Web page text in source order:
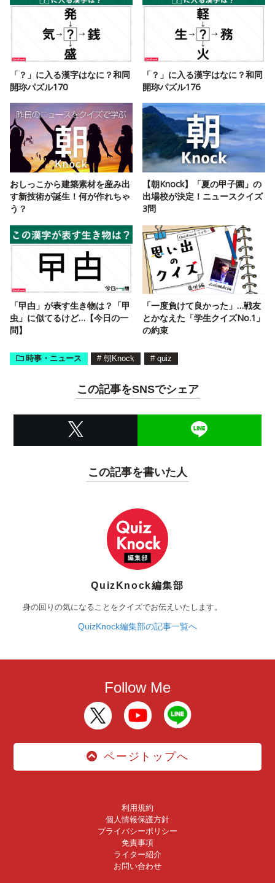
「？」に入る漢字はなに？和同
開珎パズル170
「？」に入る漢字はなに？和同
開珎パズル176
おしっこから建築素材を産み出
す新技術が誕生！何が作れちゃ
う？
【朝Knock】「夏の甲子園」の
出場校が決定！ニュースクイズ
3問
「曱甴」が表す生き物は？「甲
虫」に似てるけど…【今日の一
問】
「一度負けて良かった」…戦友
とかなえた「学生クイズNo.1」
の約束
時事・ニュース # 朝Knock # quiz
この記事をSNSでシェア
この記事を書いた人
QuizKnock編集部
身の回りの気になることをクイズでお伝えいたします。
QuizKnock編集部の記事一覧へ
Follow Me
ページトップへ
利用規約
個人情報保護方針
プライバシーポリシー
免責事項
ライター紹介
お問い合わせ